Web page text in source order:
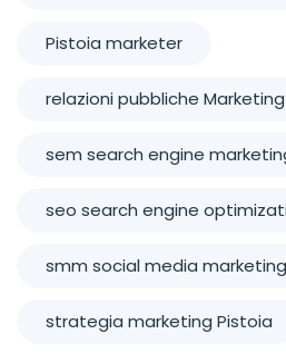
Pistoia marketer
relazioni pubbliche
sem search engine
seo search engine
smm social media
strategia marketing Pistoia